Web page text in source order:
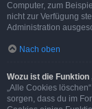
Computer, zum
nicht zur Verfügung
Administration
Nach oben
Wozu ist die
„Alle Cookies
sorgen, dass du im